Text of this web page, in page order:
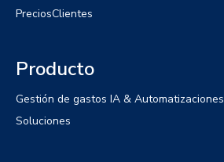
PreciosClientes
Producto
Gestión de gastos IA & Automatizaciones
Soluciones